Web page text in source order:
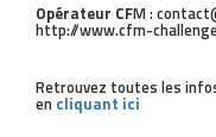
Opérateur CFM :
http://www.cfm-
Retrouvez toutes les
en cliquant ici